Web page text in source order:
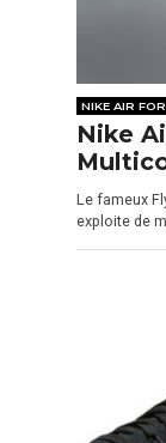
NIKE AIR
Nike
Le fameux
exploite de